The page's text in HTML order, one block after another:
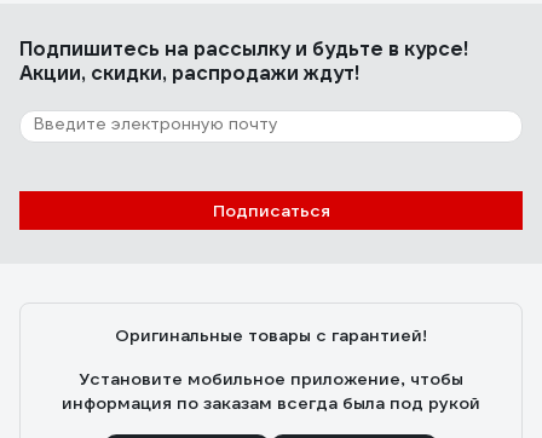
Подпишитесь на рассылкуи будьте в курсе!
Акции, скидки, распродажи ждут!
Подписаться
Оригинальные товары с гарантией!
Установите мобильное приложение, чтобы
информация по заказам всегда была под рукой